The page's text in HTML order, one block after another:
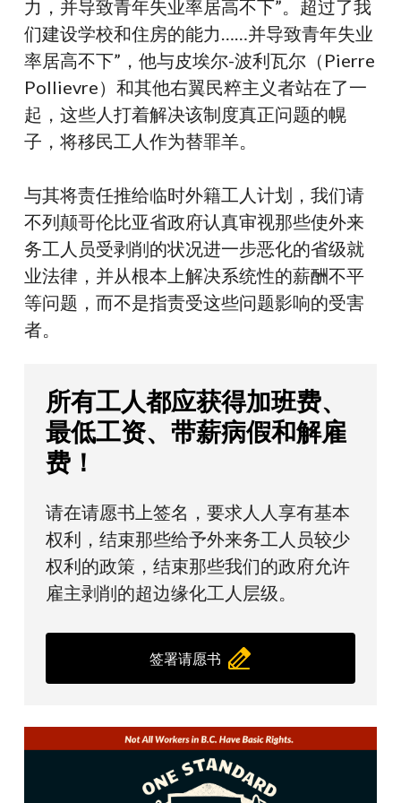
力，并导致青年失业率居高不下”。超过了我
们建设学校和住房的能力……并导致青年失业
率居高不下”，他与皮埃尔-波利瓦尔（Pierre
Pollievre）和其他右翼民粹主义者站在了一
起，这些人打着解决该制度真正问题的幌
子，将移民工人作为替罪羊。
与其将责任推给临时外籍工人计划，我们请
不列颠哥伦比亚省政府认真审视那些使外来
务工人员受剥削的状况进一步恶化的省级就
业法律，并从根本上解决系统性的薪酬不平
等问题，而不是指责受这些问题影响的受害
者。
所有工人都应获得加班费、
最低工资、带薪病假和解雇
费！
请在请愿书上签名，要求人人享有基本
权利，结束那些给予外来务工人员较少
权利的政策，结束那些我们的政府允许
雇主剥削的超边缘化工人层级。
签署请愿书